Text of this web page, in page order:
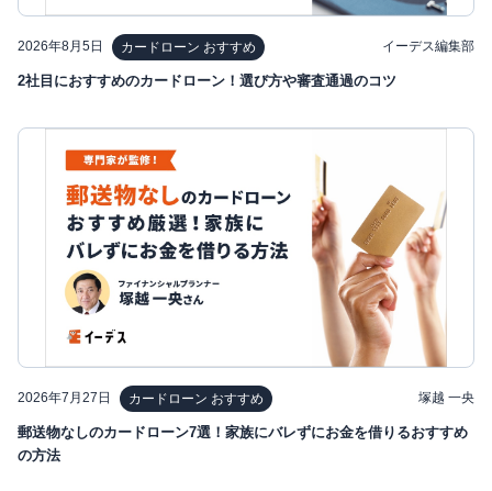
2026年8月5日 カードローン おすすめ イーデス編集部
2社目におすすめのカードローン！選び方や審査通過のコツ
2026年7月27日 カードローン おすすめ 塚越 一央
郵送物なしのカードローン7選！家族にバレずにお金を借りるおすすめ
の方法